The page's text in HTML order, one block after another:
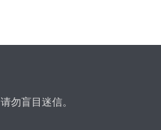
勿盲目迷信。